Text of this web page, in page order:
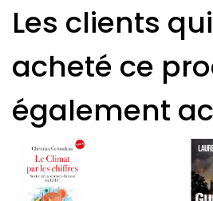
Les clients
acheté ce
également